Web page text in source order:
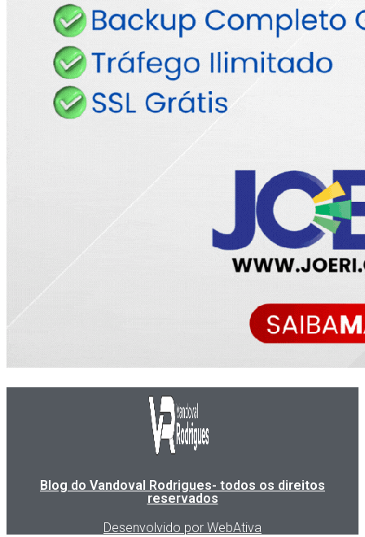
Blog do Vandoval Rodrigues- todos os direitos
reservados
Desenvolvido por WebAtiva